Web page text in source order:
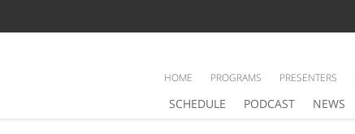
SCHEDULE PODCAST NEWS
HOME PROGRAMS PRESENTERS